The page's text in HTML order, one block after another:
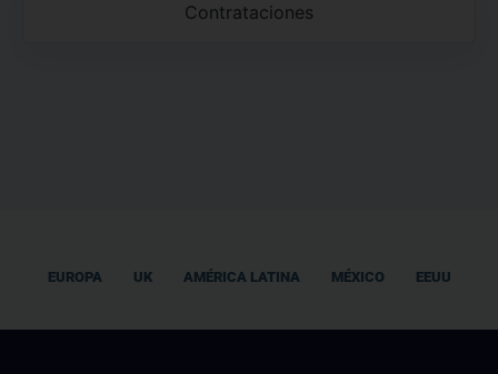
Contrataciones
EUROPA UK AMÉRICA LATINA MÉXICO EEUU